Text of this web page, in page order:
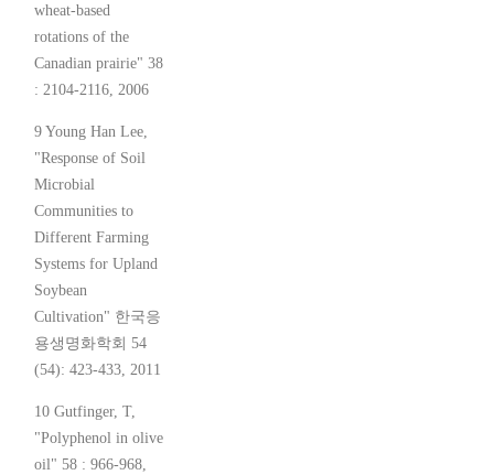
wheat-based
rotations of the
Canadian prairie" 38
: 2104-2116, 2006
9 Young Han Lee,
"Response of Soil
Microbial
Communities to
Different Farming
Systems for Upland
Soybean
Cultivation" 한국응
용생명화학회 54
(54): 423-433, 2011
10 Gutfinger, T,
"Polyphenol in olive
oil" 58 : 966-968,